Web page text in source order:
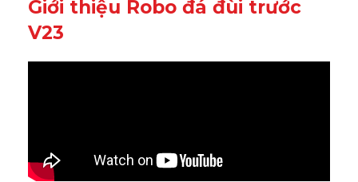
Giới thiệu Robo đá đùi trước
V23